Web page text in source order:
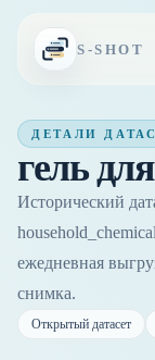
S-SHOT
ДЕТАЛИ
гель
Исторический
ежедневная
снимка.
Открытый датасет